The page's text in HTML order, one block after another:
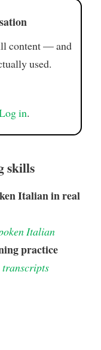
content — and
used.
in.
skills
Italian in real
Italian
practice